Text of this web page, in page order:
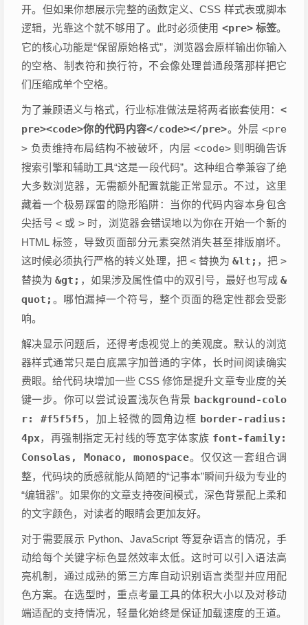
开。但如果你想展示完整的函数定义、CSS 样式表或脚本
逻辑，光靠这个就不够用了。此时必须使用 <pre>标签。
它的核心功能是“保留原始格式”，浏览器会原样输出你输入
的空格、制表符和换行符，不会像处理普通段落那样把它
们压缩成单个空格。
为了兼顾语义与格式，行业标准做法是将两者嵌套使用： <
pre><code>你的代码内容</code></pre>。外层<pre
> 负责维持布局结构不被破坏，内层 <code>则明确告诉
搜索引擎和辅助工具“这是一段代码”。这种组合拳兼容了绝
大多数浏览器，无需额外配置就能正常显示。不过，这里
藏着一个极易踩雷的隐形陷阱：当你的代码内容本身包含
尖括号< 或 >时，浏览器会错误地以为你在开始一个新的
HTML 标签，导致页面部分元素突然消失甚至排版崩坏。
这时候必须执行严格的转义处理，把 <替换为 &lt; ，把>
替换为&gt; ，如果涉及属性值中的双引号，最好也写成&
quot; 。哪怕漏掉一个符号，整个页面的稳定性都会受影
响。
解决显示问题后，还得考虑视觉上的美观度。默认的浏览
器样式通常只是白底黑字加普通的字体，长时间阅读确实
费眼。给代码块增加一些 CSS 修饰是提升文章专业度的关
键一步。你可以尝试设置浅灰色背景 background-colo
r: #f5f5f5 ，加上轻微的圆角边框 border-radius:
4px，再强制指定无衬线的等宽字体家族 font-family:
Consolas, Monaco, monospace。仅仅这一套组合调
整，代码块的质感就能从简陋的“记事本”瞬间升级为专业的
“编辑器”。如果你的文章支持夜间模式，深色背景配上柔和
的文字颜色，对读者的眼睛会更加友好。
对于需要展示 Python、JavaScript 等复杂语言的情况，手
动给每个关键字标色显然效率太低。这时可以引入语法高
亮机制，通过成熟的第三方库自动识别语言类型并应用配
色方案。在选型时，重点考量工具的体积大小以及对移动
端适配的支持情况，轻量化始终是保证加载速度的王道。